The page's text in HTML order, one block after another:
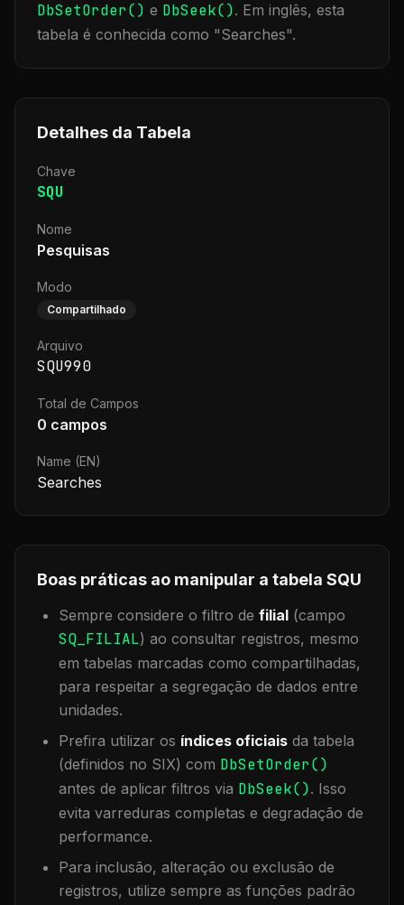
DbSetOrder() e DbSeek(). Em inglês, esta
tabela é conhecida como "Searches".
Detalhes da Tabela
Chave
SQU
Nome
Pesquisas
Modo
Compartilhado
Arquivo
SQU990
Total de Campos
0 campos
Name (EN)
Searches
Boas práticas ao manipular a tabela SQU
Sempre considere o filtro de filial (campo
SQ_FILIAL) ao consultar registros, mesmo
em tabelas marcadas como compartilhadas,
para respeitar a segregação de dados entre
unidades.
Prefira utilizar os índices oficiais da tabela
(definidos no SIX) com DbSetOrder()
antes de aplicar filtros via DbSeek(). Isso
evita varreduras completas e degradação de
performance.
Para inclusão, alteração ou exclusão de
registros, utilize sempre as funções padrão